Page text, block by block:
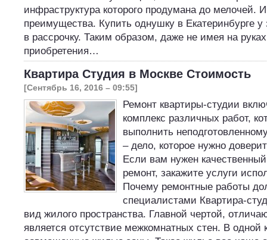
инфраструктура которого продумана до мелочей.
преимущества. Купить однушку в Екатеринбурге
в рассрочку. Таким образом, даже не имея на
приобретения…
Квартира Студия в Москве Стоимость
[Сентябрь 16, 2016 – 09:55]
Ремонт квартиры-студии
комплекс различных работ,
выполнить
– дело, которое нужно
Если вам нужен
ремонт, закажите услуги
Почему ремонтные работы
специалистами Квартира-
вид жилого пространства. Главной чертой,
является отсутствие межкомнатных стен. В одной